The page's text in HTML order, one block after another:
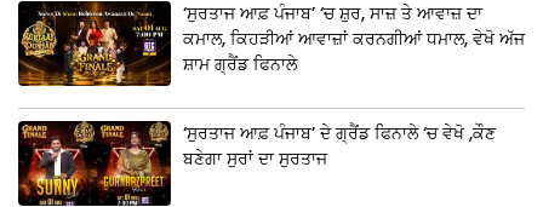
‘ਸੁਰਤਾਜ ਆਫ਼ ਪੰਜਾਬ’ ‘ਚ ਸ਼ੁਰ, ਸਾਜ਼ ਤੇ ਆਵਾਜ਼ ਦਾ
ਕਮਾਲ, ਕਿਹੜੀਆਂ ਆਵਾਜ਼ਾਂ ਕਰਨਗੀਆਂ ਧਮਾਲ, ਵੇਖੋ ਅੱਜ
ਸ਼ਾਮ ਗ੍ਰੈਂਡ ਫਿਨਾਲੇ
‘ਸੁਰਤਾਜ ਆਫ਼ ਪੰਜਾਬ’ ਦੇ ਗ੍ਰੈਂਡ ਫਿਨਾਲੇ ‘ਚ ਵੇਖੋ ,ਕੌਣ
ਬਣੇਗਾ ਸੁਰਾਂ ਦਾ ਸੁਰਤਾਜ